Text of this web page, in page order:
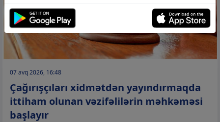
07 avq 2026, 16:48
Çağırışçıları xidmətdən yayındırmaqda
ittiham olunan vəzifəlilərin məhkəməsi
başlayır